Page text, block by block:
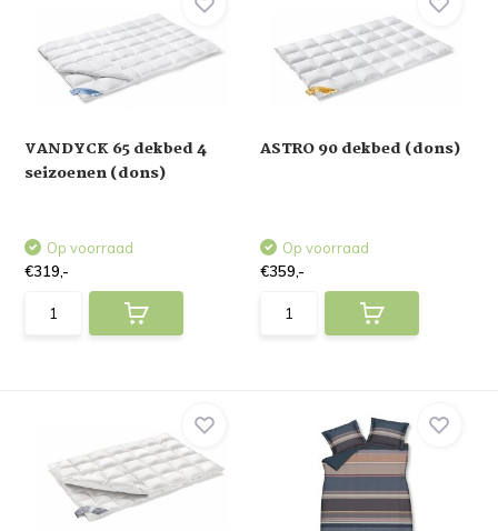
VANDYCK 65 dekbed 4
seizoenen (dons)
Op voorraad
€319,-
ASTRO 90 dekbed (dons)
Op voorraad
€359,-